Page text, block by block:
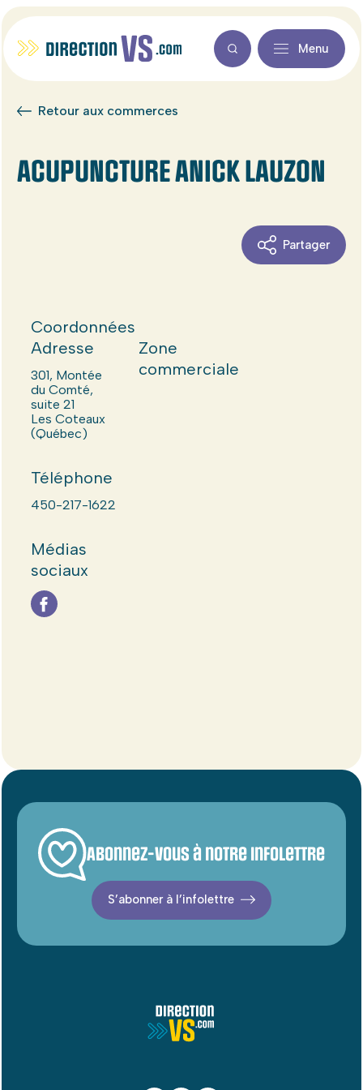
Menu
Retour aux commerces
ACUPUNCTURE ANICK LAUZON
Partager
Coordonnées
Adresse
301, Montée
du Comté,
suite 21
Les Coteaux
(Québec)
Téléphone
450-217-1622
Médias
sociaux
Zone
commerciale
Abonnez-vous à notre infolettre
S’abonner à l’infolettre